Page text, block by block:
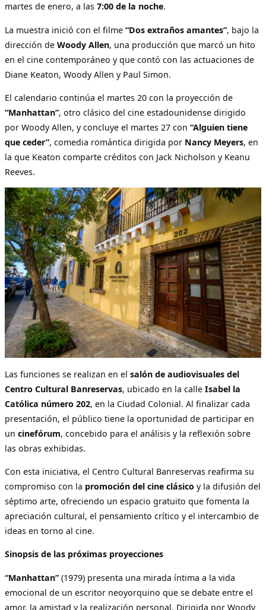
martes de enero, a las 7:00 de la noche.
La muestra inició con el filme “Dos extraños amantes”, bajo la
dirección de Woody Allen, una producción que marcó un hito
en el cine contemporáneo y que contó con las actuaciones de
Diane Keaton, Woody Allen y Paul Simon.
El calendario continúa el martes 20 con la proyección de
“Manhattan”, otro clásico del cine estadounidense dirigido
por Woody Allen, y concluye el martes 27 con “Alguien tiene
que ceder”, comedia romántica dirigida por Nancy Meyers, en
la que Keaton comparte créditos con Jack Nicholson y Keanu
Reeves.
Las funciones se realizan en el salón de audiovisuales del
Centro Cultural Banreservas, ubicado en la calle Isabel la
Católica número 202, en la Ciudad Colonial. Al finalizar cada
presentación, el público tiene la oportunidad de participar en
un cinefórum, concebido para el análisis y la reflexión sobre
las obras exhibidas.
Con esta iniciativa, el Centro Cultural Banreservas reafirma su
compromiso con la promoción del cine clásico y la difusión del
séptimo arte, ofreciendo un espacio gratuito que fomenta la
apreciación cultural, el pensamiento crítico y el intercambio de
ideas en torno al cine.
Sinopsis de las próximas proyecciones
“Manhattan” (1979) presenta una mirada íntima a la vida
emocional de un escritor neoyorquino que se debate entre el
amor, la amistad y la realización personal. Dirigida por Woody